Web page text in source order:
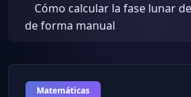
Cómo calcular la fase lunar
de forma manual
Matemáticas